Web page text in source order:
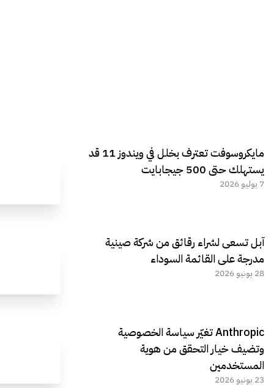
مايكروسوفت تعترف بخلل في ويندوز 11 قد
يستهلك حتى 500 جيجابايت
7 يوليو 2026
آبل تسعى لشراء رقائق من شركة صينية
مدرجة على القائمة السوداء
28 يونيو 2026
Anthropic تغيّر سياسة الخصوصية
وتضيف خيار التحقق من هوية
المستخدمين
23 يونيو 2026